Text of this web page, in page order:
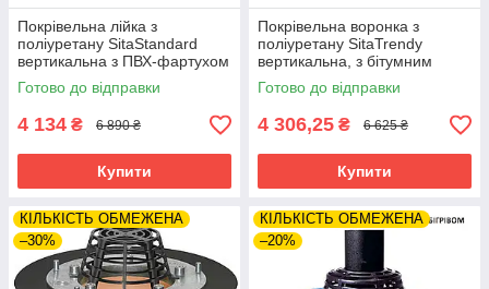
Покрівельна лійка з
поліуретану SitaStandard
вертикальна з ПВХ-фартухом
(діаметр 110 мм)
Готово до відправки
4 134 ₴ 6 890 ₴
Купити
Покрівельна воронка з
поліуретану SitaTrendy
вертикальна, з бітумним
фартухом (діаметр 125 мм)
Готово до відправки
4 306,25 ₴ 6 625 ₴
Купити
КІЛЬКІСТЬ ОБМЕЖЕНА
–30%
КІЛЬКІСТЬ ОБМЕЖЕНА
–20%